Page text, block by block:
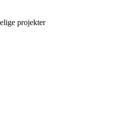
projekter